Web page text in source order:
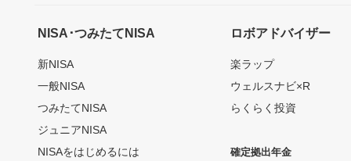
NISA･つみたてNISA
新NISA
一般NISA
つみたてNISA
ジュニアNISA
NISAをはじめるには
ロボアドバイザー
楽ラップ
ウェルスナビ×R
らくらく投資
確定拠出年金